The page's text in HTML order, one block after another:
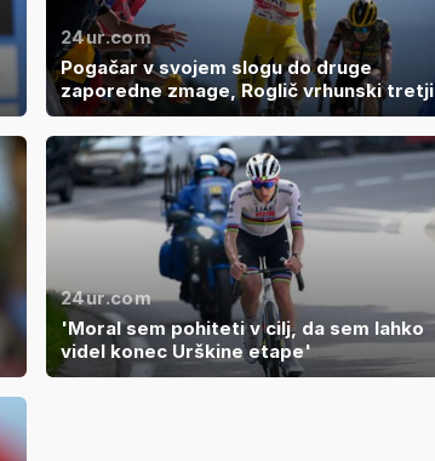
24ur.com
Pogačar v svojem slogu do druge
zaporedne zmage, Roglič vrhunski tretji
24ur.com
'Moral sem pohiteti v cilj, da sem lahko
videl konec Urškine etape'